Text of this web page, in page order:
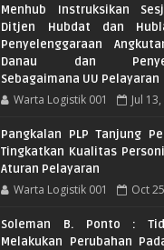
Menhub Instruksikan
Ditjen Hubdat dan
Penyelenggaraan
Danau dan
Sebagaimana UU Pelayaran
Warta Logistik 001 Jul
Pangkalan PLP Tanjung
Tingkatkan Kualitas
Aturan Pelayaran
Warta Logistik 001 Oct
Soleman B. Ponto :
Melakukan Perubahan